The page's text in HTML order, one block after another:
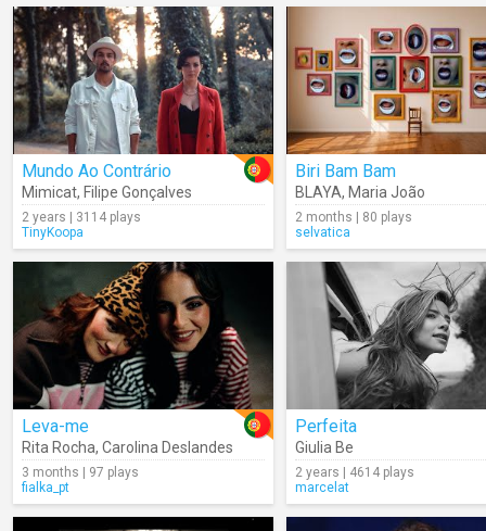
Mundo Ao Contrário
Mimicat, Filipe Gonçalves
2 years | 3114 plays
TinyKoopa
Biri Bam Bam
BLAYA, Maria João
2 months | 80 plays
selvatica
Leva-me
Rita Rocha, Carolina Deslandes
3 months | 97 plays
fialka_pt
Perfeita
Giulia Be
2 years | 4614 plays
marcelat